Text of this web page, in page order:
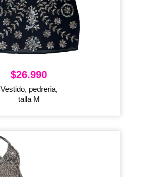
$26.990
Vestido, pedreria,
talla M